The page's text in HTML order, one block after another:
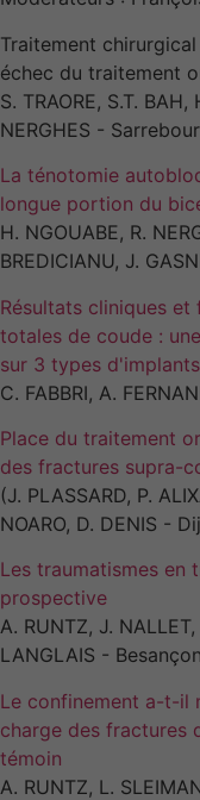
Traitement
échec du traitement
S. TRAORE, S.T. BAH,
NERGHES -
La ténotomie
longue portion du
H. NGOUABE, R.
BREDICIANU, J.
Résultats cliniques
totales de coude :
sur 3 types d'implants
C. FABBRI, A.
Place du traitement
des fractures supra-
(J. PLASSARD, P.
NOARO, D. DENIS -
Les traumatismes en
prospective
A. RUNTZ, J.
LANGLAIS - Besançon
Le confinement a-t-il
charge des fractures
témoin
A. RUNTZ, L.